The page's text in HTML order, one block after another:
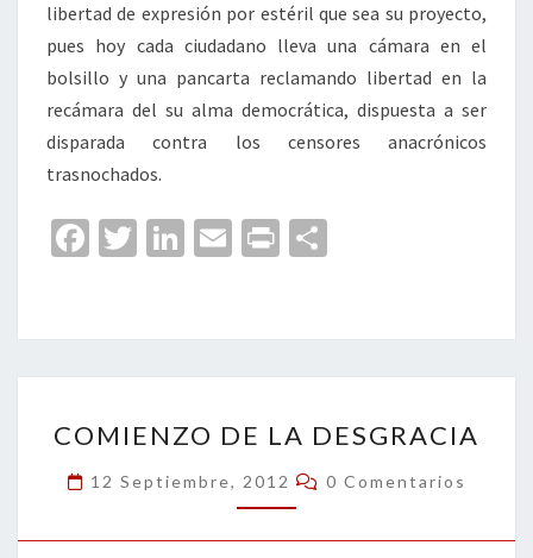
libertad de expresión por estéril que sea su proyecto,
pues hoy cada ciudadano lleva una cámara en el
bolsillo y una pancarta reclamando libertad en la
recámara del su alma democrática, dispuesta a ser
disparada contra los censores anacrónicos
trasnochados.
Fa
o
o
k
T
er
Li
dI
n
E
l
Pr
p
ar
tir
DE
LA
DESGRACIA
COMIENZO DE LA DESGRACIA
12 Septiembre, 2012 Comentarios
0 Comentarios